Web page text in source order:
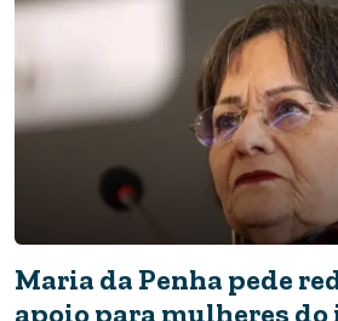
Maria da Penha pede
apoio para mulheres